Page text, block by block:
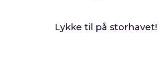
Lykke til på storhavet!